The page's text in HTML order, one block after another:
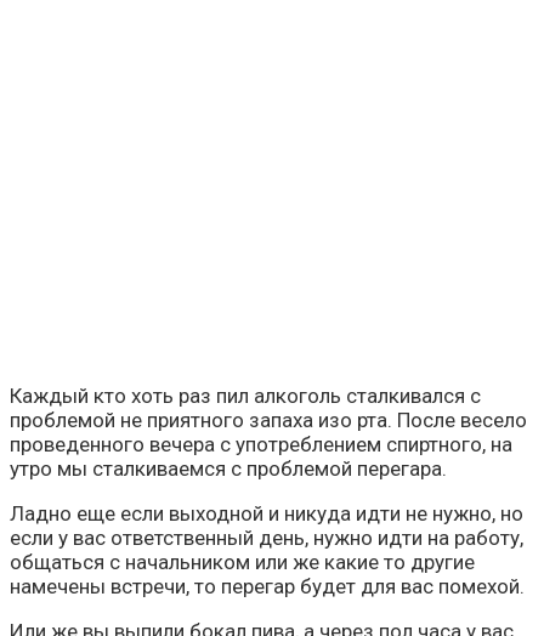
Каждый кто хоть раз пил алкоголь сталкивался с
проблемой не приятного запаха изо рта. После весело
проведенного вечера с употреблением спиртного, на
утро мы сталкиваемся с проблемой перегара.
Ладно еще если выходной и никуда идти не нужно, но
если у вас ответственный день, нужно идти на работу,
общаться с начальником или же какие то другие
намечены встречи, то перегар будет для вас помехой.